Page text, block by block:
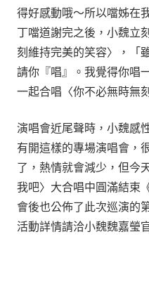
得好感動哦～所以噹姊在
丁噹道謝完之後，小魏立
刻維持完美的笑容〉，「
請你『唱』。我覺得你唱
一起合唱〈你不必無時無
演唱會近尾聲時，小魏感
有開這樣的專場演唱會，
了，熱情就會減少，但今
我吧〉大合唱中圓滿結束
會後也公佈了此次巡演的
活動詳情請洽小魏魏嘉瑩